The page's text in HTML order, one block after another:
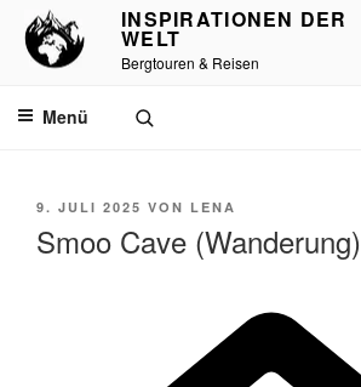
Zum
Inhalt
springen
INSPIRATIONEN DER
WELT
Bergtouren & Reisen
Menü
VERÖFFENTLICHT
AM
9. JULI 2025 VON LENA
Smoo Cave (Wanderung)